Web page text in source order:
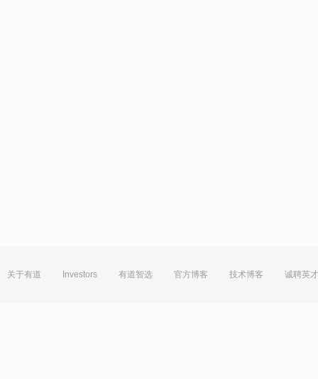
关于有道 Investors 有道智选 官方博客 技术博客 诚聘英才